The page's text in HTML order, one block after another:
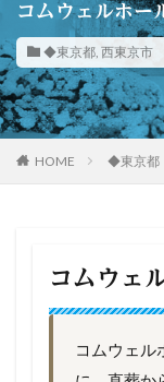
コムウェルホー
◆東京都, 西東京市
HOME ◆東京都
コムウェ
コムウェル